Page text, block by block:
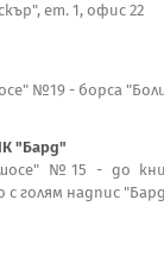
ет. 1, офис 22
№19 - борса
"Бард"
шосе" №15 - до
с голям надпис